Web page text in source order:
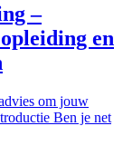
–
en
om jouw
Ben je net